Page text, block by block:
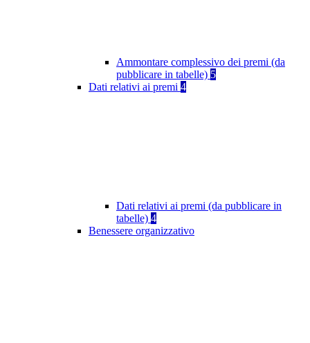
Ammontare complessivo dei premi (da
pubblicare in tabelle) 5
Dati relativi ai premi 4
Dati relativi ai premi (da pubblicare in
tabelle) 4
Benessere organizzativo